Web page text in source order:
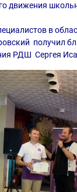
движения
в
получил
РДШ Сергея